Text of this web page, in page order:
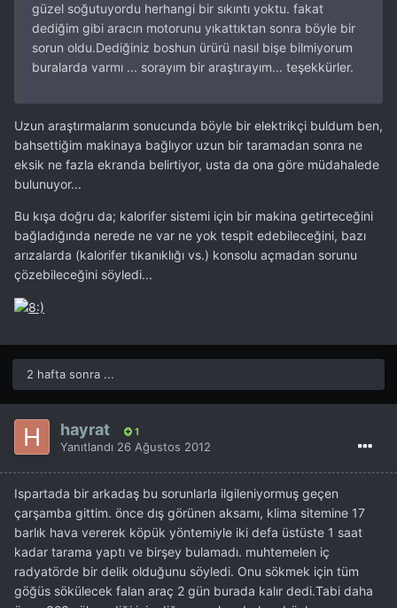
güzel soğutuyordu herhangi bir sıkıntı yoktu. fakat
dediğim gibi aracın motorunu yıkattıktan sonra böyle bir
sorun oldu.Dediğiniz boshun ürürü nasıl bişe bilmiyorum
buralarda varmı ... sorayım bir araştırayım... teşekkürler.
Uzun araştırmalarım sonucunda böyle bir elektrikçi buldum ben,
bahsettiğim makinaya bağlıyor uzun bir taramadan sonra ne
eksik ne fazla ekranda belirtiyor, usta da ona göre müdahalede
bulunuyor...
Bu kışa doğru da; kalorifer sistemi için bir makina getirteceğini
bağladığında nerede ne var ne yok tespit edebileceğini, bazı
arızalarda (kalorifer tıkanıklığı vs.) konsolu açmadan sorunu
çözebileceğini söyledi...
2 hafta sonra ...
hayrat 1
Yanıtlandı 26 Ağustos 2012
Ispartada bir arkadaş bu sorunlarla ilgileniyormuş geçen
çarşamba gittim. önce dış görünen aksamı, klima sitemine 17
barlık hava vererek köpük yöntemiyle iki defa üstüste 1 saat
kadar tarama yaptı ve birşey bulamadı. muhtemelen iç
radyatörde bir delik olduğunu söyledi. Onu sökmek için tüm
göğüs sökülecek falan araç 2 gün burada kalır dedi.Tabi daha